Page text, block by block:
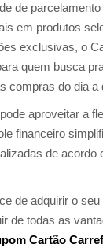
de parcelamento
em produtos
exclusivas, o
quem busca
compras do dia a
aproveitar a
financeiro
de acordo
de adquirir o seu
de todas as
Cartão